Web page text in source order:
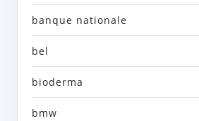
banque nationale
bel
bioderma
bmw